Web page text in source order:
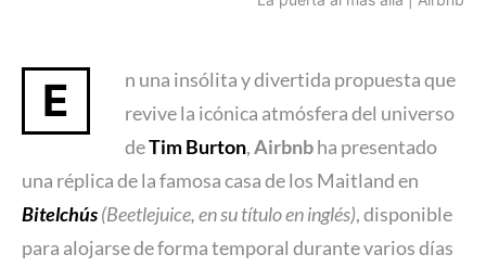
E
n una insólita y divertida propuesta que
revive la icónica atmósfera del universo
deTim Burton,Airbnbha presentado
una réplica de la famosa casa de los Maitland en
Bitelchús(Beetlejuice, en su título en inglés), disponible
para alojarse de forma temporal durante varios días